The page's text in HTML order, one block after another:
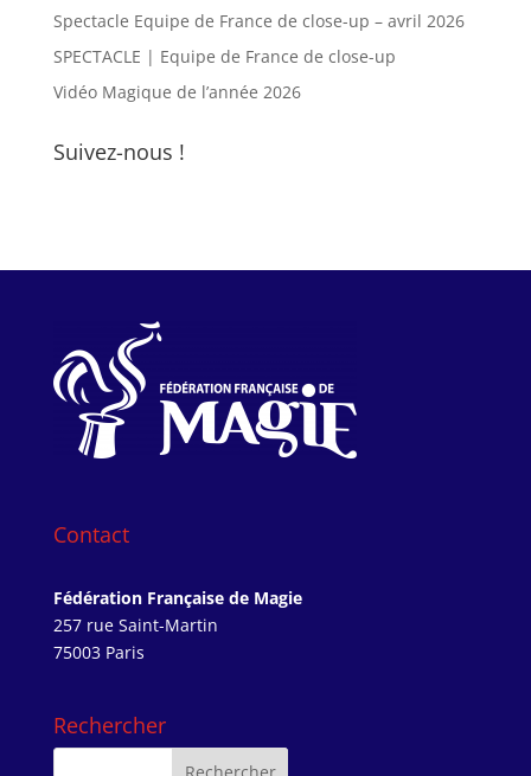
Spectacle Equipe de France de close-up – avril 2026
SPECTACLE | Equipe de France de close-up
Vidéo Magique de l’année 2026
Suivez-nous !
Contact
Fédération Française de Magie
257 rue Saint-Martin
75003 Paris
Rechercher